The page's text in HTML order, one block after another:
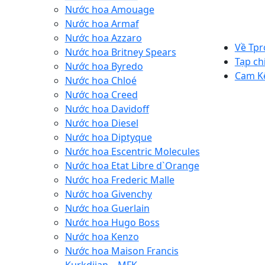
Nước hoa Amouage
Nước hoa Armaf
Nước hoa Azzaro
Nước hoa Britney Spears
Nước hoa Byredo
Nước hoa Chloé
Nước hoa Creed
Nước hoa Davidoff
Nước hoa Diesel
Nước hoa Diptyque
Nước hoa Escentric Molecules
Nước hoa Etat Libre d`Orange
Nước hoa Frederic Malle
Nước hoa Givenchy
Nước hoa Guerlain
Nước hoa Hugo Boss
Nước hoa Kenzo
Nước hoa Maison Francis
Về
Tạp
Cam